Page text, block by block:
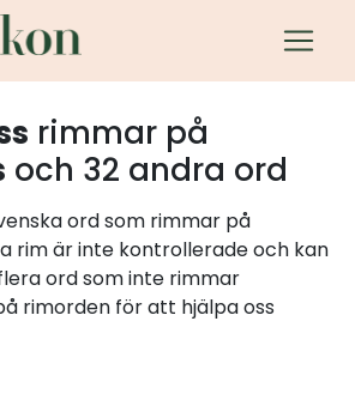
rimmar på
och 32 andra ord
ord som rimmar på
rim är inte kontrollerade och kan
ord som inte rimmar
rimorden för att hjälpa oss